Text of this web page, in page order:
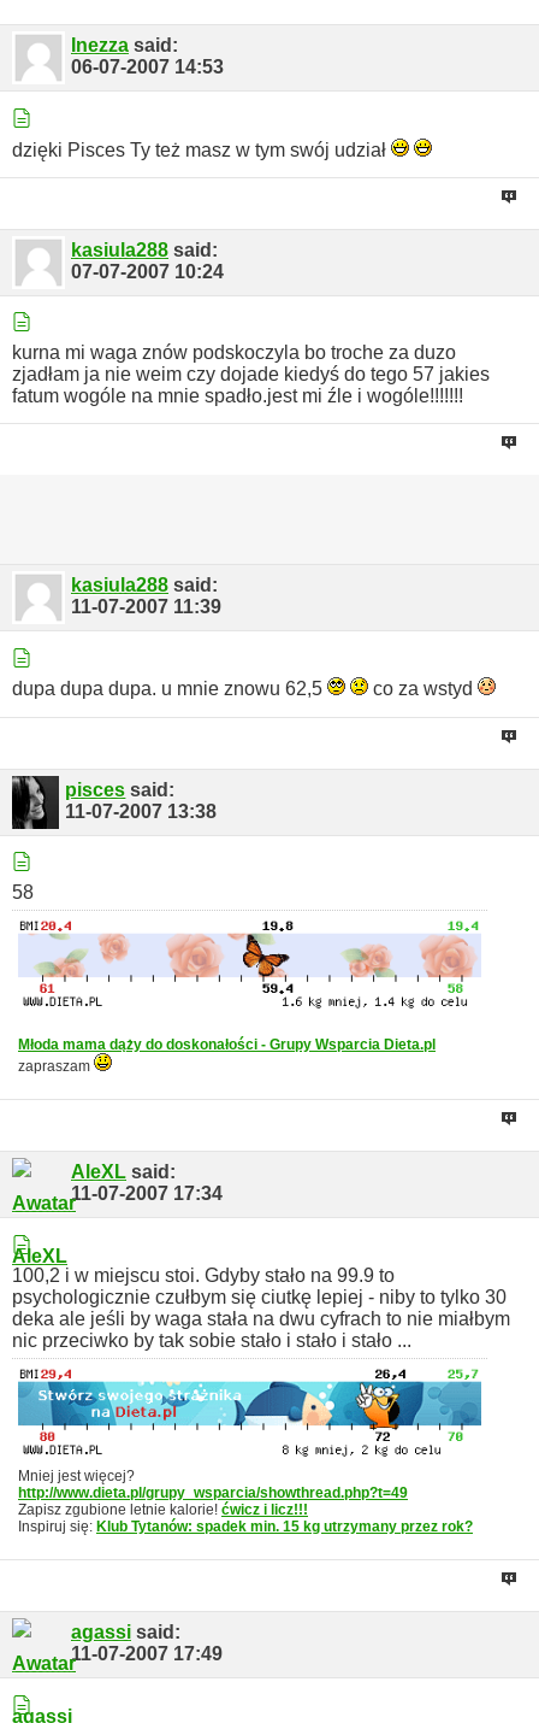
Inezza said:
06-07-2007 14:53
dzięki Pisces Ty też masz w tym swój udział
kasiula288 said:
07-07-2007 10:24
kurna mi waga znów podskoczyla bo troche za duzo
zjadłam ja nie weim czy dojade kiedyś do tego 57 jakies
fatum wogóle na mnie spadło.jest mi źle i wogóle!!!!!!!
kasiula288 said:
11-07-2007 11:39
dupa dupa dupa. u mnie znowu 62,5 co za wstyd
pisces said:
11-07-2007 13:38
58
Młoda mama dąży do doskonałości - Grupy Wsparcia Dieta.pl
zapraszam
AleXL said:
11-07-2007 17:34
100,2 i w miejscu stoi. Gdyby stało na 99.9 to
psychologicznie czułbym się ciutkę lepiej - niby to tylko 30
deka ale jeśli by waga stała na dwu cyfrach to nie miałbym
nic przeciwko by tak sobie stało i stało i stało ...
Mniej jest więcej?
http://www.dieta.pl/grupy_wsparcia/showthread.php?t=49
Zapisz zgubione letnie kalorie! ćwicz i licz!!!
Inspiruj się: Klub Tytanów: spadek min. 15 kg utrzymany przez rok?
agassi said:
11-07-2007 17:49